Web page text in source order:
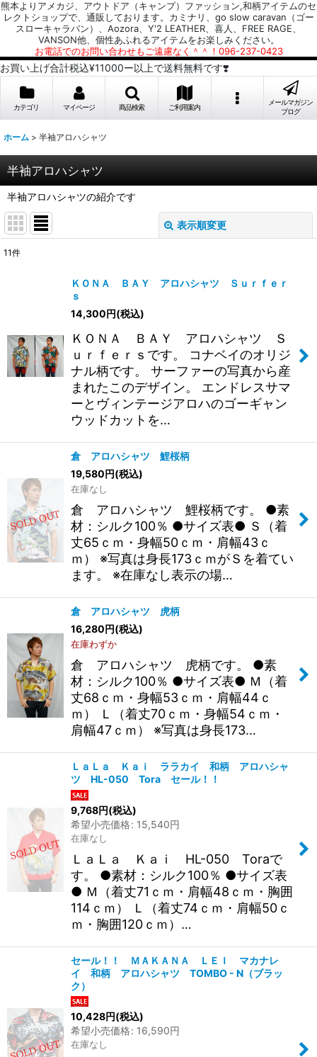
熊本よりアメカジ、アウトドア（キャンプ）ファッション,和柄アイテムのセ
レクトショップで、通販しております。カミナリ、go slow caravan（ゴー
スローキャラバン）、Aozora、Y'2 LEATHER、喜人、FREE RAGE、
VANSON他、個性あふれるアイテムをお楽しみください。
お電話でのお問い合わせもご遠慮なく＾＾！096-237-0423
お買い上げ合計税込¥11000ー以上で送料無料です❣️
カテゴリ マイページ 商品検索 ご利用案内
メールマガジン
ブログ
ホーム > 半袖アロハシャツ
半袖アロハシャツ
半袖アロハシャツの紹介です
表示順変更
絞り込む
11件
ＫＯＮＡ ＢＡＹ アロハシャツ Ｓｕｒｆｅｒ
ｓ
14,300円(税込)
ＫＯＮＡ ＢＡＹ アロハシャツ Ｓ
ｕｒｆｅｒｓです。 コナベイのオリジ
ナル柄です。 サーファーの写真から産
まれたこのデザイン。 エンドレスサマ
ーとヴィンテージアロハのゴーギャン
ウッドカットを…
倉 アロハシャツ 鯉桜柄
19,580円(税込)
在庫なし
倉 アロハシャツ 鯉桜柄です。 ●素
材：シルク100％ ●サイズ表● Ｓ（着
丈65ｃｍ・身幅50ｃｍ・肩幅43ｃ
ｍ） ※写真は身長173ｃｍがＳを着てい
ます。 ※在庫なし表示の場…
倉 アロハシャツ 虎柄
16,280円(税込)
在庫わずか
倉 アロハシャツ 虎柄です。 ●素
材：シルク100％ ●サイズ表● Ｍ（着
丈68ｃｍ・身幅53ｃｍ・肩幅44ｃ
ｍ） Ｌ（着丈70ｃｍ・身幅54ｃｍ・
肩幅47ｃｍ） ※写真は身長173…
ＬａＬａ Ｋａｉ ララカイ 和柄 アロハシャ
ツ HL-050 Tora セール！！
9,768円(税込)
希望小売価格: 15,540円
在庫なし
ＬａＬａ Ｋａｉ HL-050 Toraで
す。 ●素材：シルク100％ ●サイズ表
● Ｍ（着丈71ｃｍ・肩幅48ｃｍ・胸囲
114ｃｍ） Ｌ（着丈74ｃｍ・肩幅50ｃ
ｍ・胸囲120ｃｍ）…
セール！！ ＭＡＫＡＮＡ ＬＥＩ マカナレ
イ 和柄 アロハシャツ TOMBO - N（ブラッ
ク）
10,428円(税込)
希望小売価格: 16,590円
在庫なし